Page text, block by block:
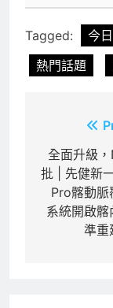
Tagged: 今
熱門話題
章
導
覽
全面升級
批 | 先健新
Pro髂動脈
系統開啟
準重